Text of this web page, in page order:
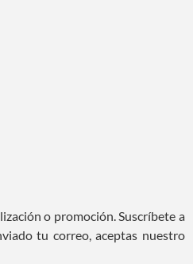
o promoción. Suscríbete a
tu correo, aceptas nuestro